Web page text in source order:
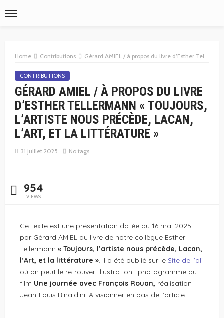
Home Contributions Gérard AMIEL / à propos du livre d’Esther Tellermann « Toujours, l’artiste nous précède, Lacan, l’Art, et la littérature »
CONTRIBUTIONS
GÉRARD AMIEL / À PROPOS DU LIVRE
D’ESTHER TELLERMANN « TOUJOURS,
L’ARTISTE NOUS PRÉCÈDE, LACAN,
L’ART, ET LA LITTÉRATURE »
31 juillet 2025 No tags
954
VIEWS
Ce texte est une présentation datée du 16 mai 2025
par Gérard AMIEL du livre de notre collègue Esther
Tellermann « Toujours, l’artiste nous précède, Lacan,
l’Art, et la littérature ». Il a été publié sur le Site de l’ali
où on peut le retrouver. Illustration : photogramme du
film Une journée avec François Rouan, réalisation
Jean-Louis Rinaldini. A visionner en bas de l’article.